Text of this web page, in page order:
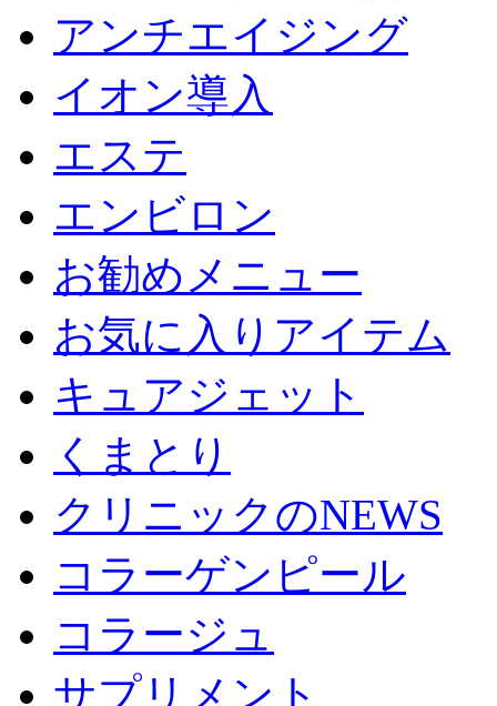
アンチエイジング
イオン導入
エステ
エンビロン
お勧めメニュー
お気に入りアイテム
キュアジェット
くまとり
クリニックのNEWS
コラーゲンピール
コラージュ
サプリメント